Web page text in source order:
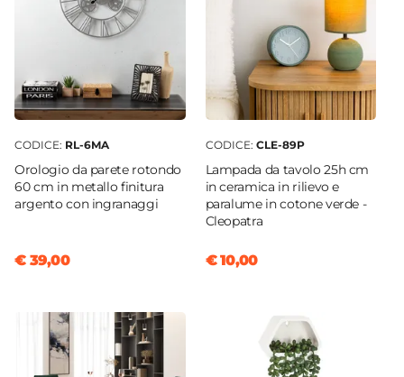
CODICE: RL-6MA
Orologio da parete rotondo
60 cm in metallo finitura
argento con ingranaggi
€ 39,00
CODICE: CLE-89P
Lampada da tavolo 25h cm
in ceramica in rilievo e
paralume in cotone verde -
Cleopatra
€ 10,00